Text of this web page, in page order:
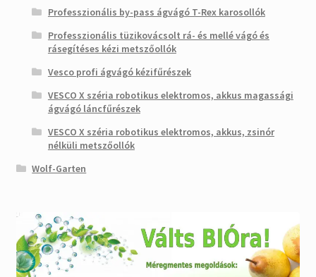
Professzionális by-pass ágvágó T-Rex karosollók
Professzionális tüzikovácsolt rá- és mellé vágó és
rásegítéses kézi metszőollók
Vesco profi ágvágó kézifűrészek
VESCO X széria robotikus elektromos, akkus magassági
ágvágó láncfűrészek
VESCO X széria robotikus elektromos, akkus, zsinór
nélküli metszőollók
Wolf-Garten